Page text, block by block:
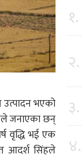
उत्पादन भएको
जनाएका छन्
वृद्धि भई एक
आदर्श सिंहले
१.
२.
३.
४.